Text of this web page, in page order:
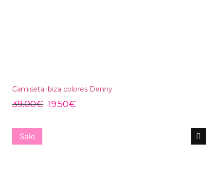
Camiseta ibiza colores Denny
39.00€ 19.50€
Sale